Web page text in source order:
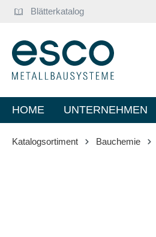
Zur Hauptnavigation
Blätterkatalog
HOME UNTERNEHMEN
Katalogsortiment Bauchemie